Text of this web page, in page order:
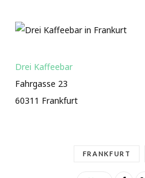
Drei Kaffeebar
Fahrgasse 23
60311 Frankfurt
FRANKFURT